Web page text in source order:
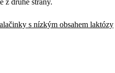
s nízkým obsahem laktózy